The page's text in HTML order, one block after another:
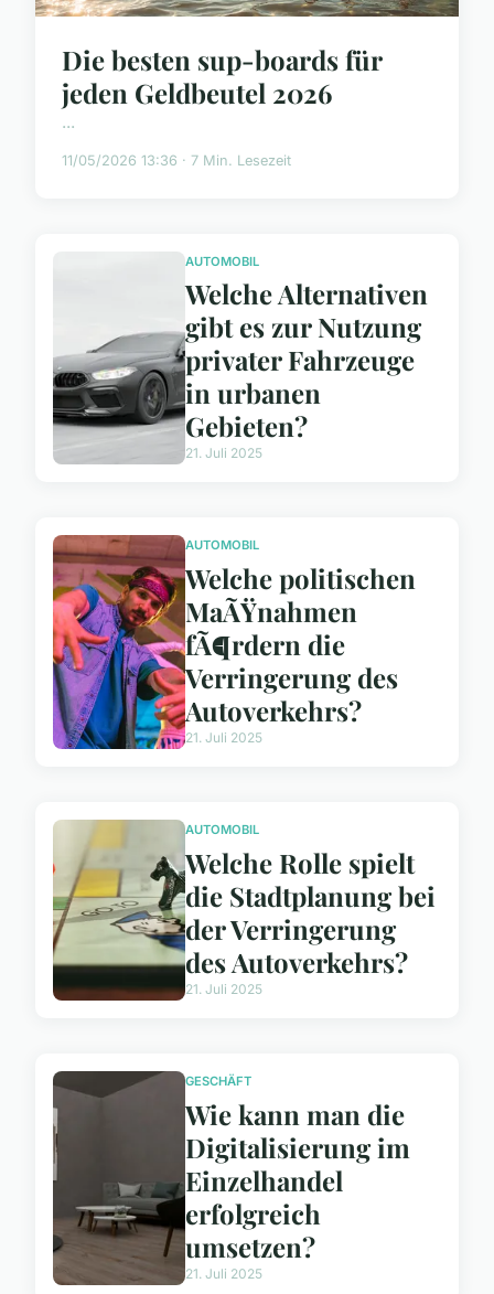
Die besten sup-boards für
jeden Geldbeutel 2026
...
11/05/2026 13:36 · 7 Min. Lesezeit
AUTOMOBIL
Welche Alternativen
gibt es zur Nutzung
privater Fahrzeuge
in urbanen
Gebieten?
21. Juli 2025
AUTOMOBIL
Welche politischen
MaÃŸnahmen
fÃ¶rdern die
Verringerung des
Autoverkehrs?
21. Juli 2025
AUTOMOBIL
Welche Rolle spielt
die Stadtplanung bei
der Verringerung
des Autoverkehrs?
21. Juli 2025
GESCHÄFT
Wie kann man die
Digitalisierung im
Einzelhandel
erfolgreich
umsetzen?
21. Juli 2025